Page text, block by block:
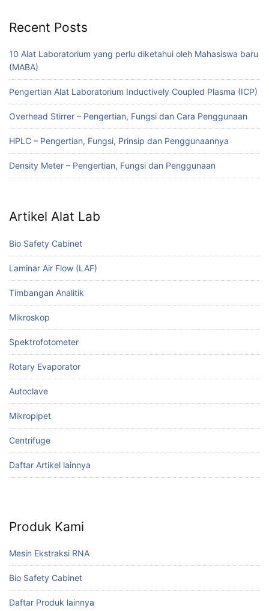
Recent Posts
10 Alat Laboratorium yang perlu diketahui oleh Mahasiswa baru
(MABA)
Pengertian Alat Laboratorium Inductively Coupled Plasma (ICP)
Overhead Stirrer – Pengertian, Fungsi dan Cara Penggunaan
HPLC – Pengertian, Fungsi, Prinsip dan Penggunaannya
Density Meter – Pengertian, Fungsi dan Penggunaan
Artikel Alat Lab
Bio Safety Cabinet
Laminar Air Flow (LAF)
Timbangan Analitik
Mikroskop
Spektrofotometer
Rotary Evaporator
Autoclave
Mikropipet
Centrifuge
Daftar Artikel lainnya
Produk Kami
Mesin Ekstraksi RNA
Bio Safety Cabinet
Daftar Produk lainnya